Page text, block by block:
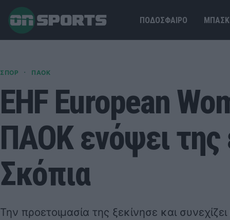
ΠΟΔΟΣΦΑΙΡΟ
ΣΠΟΡ · ΠΑΟΚ
EHF European
ΠΑΟΚ ενόψει της
Σκόπια
Την προετοιμασία της ξεκίνησε και